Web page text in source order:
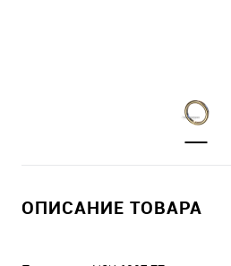
ОПИСАНИЕ ТОВАРА